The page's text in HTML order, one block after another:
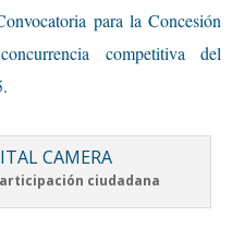
para la Concesión
competitiva del
ciudadana